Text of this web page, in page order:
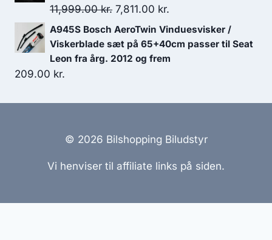
var:
12,999.00 kr..11,375.00 kr..
11,999.00kr. Den
oprindelige
pris
var:
7,811.00 kr.
aktuelle
pris
er:
A945S Bosch AeroTwin Vinduesvisker /
Viskerblade sæt på 65+40cm passer til Seat
Leon fra årg. 2012 og frem
209.00 kr.
© 2026 Bilshopping Biludstyr
Vi henviser til affiliate links på siden.